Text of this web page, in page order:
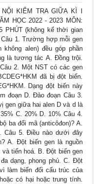
KIỂM TRA GIỮA KÌ I
HỌC 2022 - 2023 MÔN:
PHÚT (không kể thời gian
1. Trường hợp mỗi gen
alen) đều góp phần
là tương tác A. Đồng trội.
2. Một NST có các gen
đã bị đột biến.
Dạng đột biến này
đoạn D. Đảo đoạn Câu 3.
gen giữa hai alen D và d là
C. 20% D. 10% Câu 4.
ba đối mã (anticôđon)? A.
Câu 5. Điều nào dưới đây
A. Đột biến gen là nguồn
và tiến hoá. B. Đột biến gen
dạng, phong phú. C. Đột
làm biến đổi cấu trúc của
có hại hoặc trung tính.